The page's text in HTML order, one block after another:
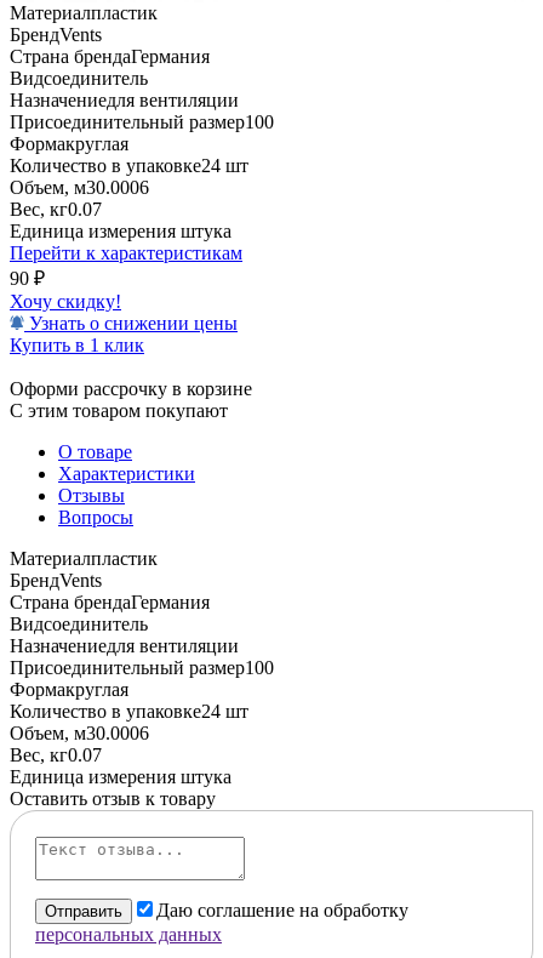
Материалпластик
БрендVents
Страна брендаГермания
Видсоединитель
Назначениедля вентиляции
Присоединительный размер100
Формакруглая
Количество в упаковке24 шт
Объем, м30.0006
Вес, кг0.07
Единица измерения штука
Перейти к характеристикам
90 ₽
Хочу скидку!
Узнать о снижении цены
Купить в 1 клик
Оформи рассрочку в корзине
С этим товаром покупают
О товаре
Характеристики
Отзывы
Вопросы
Материалпластик
БрендVents
Страна брендаГермания
Видсоединитель
Назначениедля вентиляции
Присоединительный размер100
Формакруглая
Количество в упаковке24 шт
Объем, м30.0006
Вес, кг0.07
Единица измерения штука
Оставить отзыв к товару
Отправить
Даю соглашение на обработку
персональных данных